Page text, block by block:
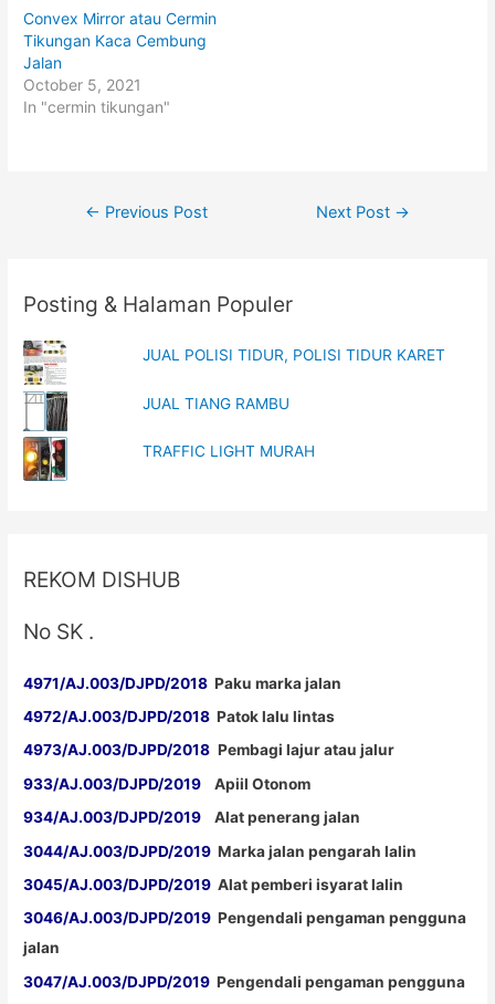
p
e
n
s
n
n
e
O
p
e
i
n
n
w
Convex Mirror atau Cermin
Tikungan Kaca Cembung
Jalan
October 5, 2021
In "cermin tikungan"
Post
← Previous Post Next Post →
Posting & Halaman Populer
JUAL POLISI TIDUR, POLISI TIDUR KARET
JUAL TIANG RAMBU
TRAFFIC LIGHT MURAH
REKOM DISHUB
No SK .
4971/AJ.003/DJPD/2018 Paku marka jalan
4972/AJ.003/DJPD/2018 Patok lalu lintas
4973/AJ.003/DJPD/2018 Pembagi lajur atau jalur
933/AJ.003/DJPD/2019 Apiil Otonom
934/AJ.003/DJPD/2019 Alat penerang jalan
3044/AJ.003/DJPD/2019 Marka jalan pengarah lalin
3045/AJ.003/DJPD/2019 Alat pemberi isyarat lalin
3046/AJ.003/DJPD/2019 Pengendali pengaman pengguna
jalan
3047/AJ.003/DJPD/2019 Pengendali pengaman pengguna